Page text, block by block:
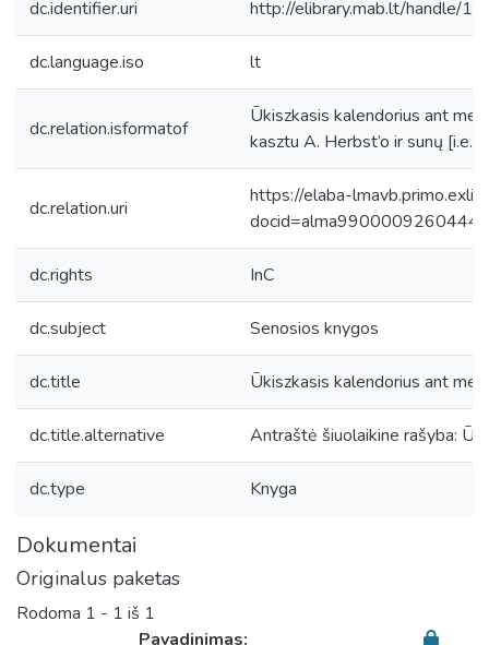
dc.identifier.uri http://elibrary.mab.lt/handle/1/
dc.language.iso lt
dc.relation.isformatof
Ūkiszkasis kalendorius ant
kasztu A. Herbst’o ir sunų
dc.relation.uri
https://elaba-
dc.rights InC
dc.subject Senosios knygos
dc.title Ūkiszkasis kalendorius ant
dc.title.alternative Antraštė šiuolaikine rašyba:
dc.type Knyga
Dokumentai
Originalus paketas
Rodoma 1 - 1 iš 1
Pavadinimas: